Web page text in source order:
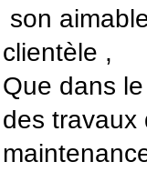
son
clientèle ,
Que dans
des travaux